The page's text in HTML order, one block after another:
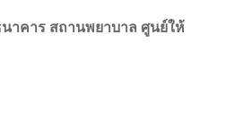
าคาร สถานพยาบาล ศูนย์ให้